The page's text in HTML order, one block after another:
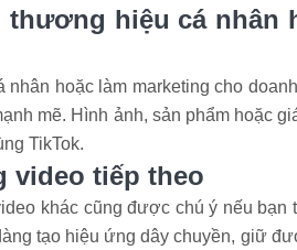
thương hiệu cá nhân
hoặc làm marketing cho
mẽ. Hình ảnh, sản phẩm hoặc
TikTok.
video tiếp theo
khác cũng được chú ý nếu bạn
tạo hiệu ứng dây chuyền, giữ